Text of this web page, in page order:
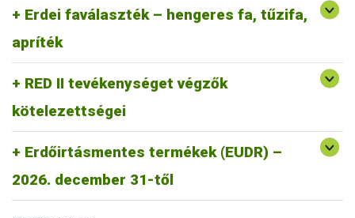
Erdei faválaszték – hengeres fa, tűzifa,
apríték
RED II tevékenységet végzők
kötelezettségei
Erdőirtásmentes termékek (EUDR) –
2026. december 31-től
https://portal.nebih.gov.hu/eudr